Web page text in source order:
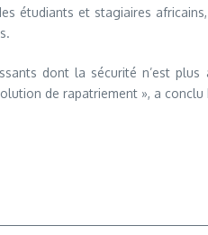
étudiants et stagiaires
dont la sécurité n’est
de rapatriement », a conclu